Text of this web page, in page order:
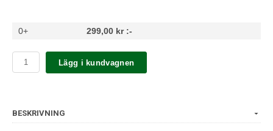
0+ 299,00 kr :-
Lägg i kundvagnen
BESKRIVNING